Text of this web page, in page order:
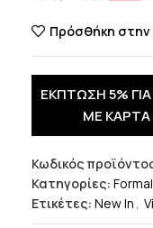
Πρόσθήκη στην
ΕΚΠΤΩΣΗ 5%
ΜΕ ΚΑΡΤΑ
Κωδικός
Κατηγορίες: Formal
Ετικέτες: New In ,